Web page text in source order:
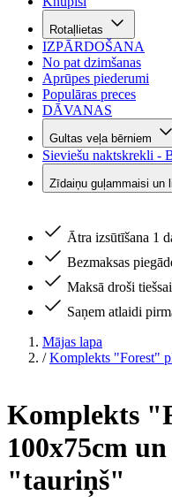
Rotaļlietas
IZPĀRDOŠANA
No pat dzimšanas
Aprūpes piederumi
Populāras preces
DĀVANAS
Gultas veļa bērniem
Sieviešu naktskrekli -
Zīdaiņu guļammaisi un
Ātra izsūtīšana 1
Bezmaksas
Maksā droši
Saņem atlaidi
Mājas lapa
/ Komplekts "Forest"
Komplekts
100x75cm
"tauriņš"